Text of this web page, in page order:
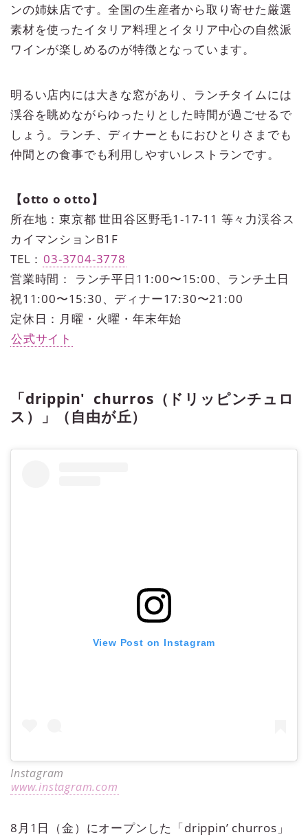
ンの姉妹店です。全国の生産者から取り寄せた厳選
素材を使ったイタリア料理とイタリア中心の自然派
ワインが楽しめるのが特徴となっています。
明るい店内には大きな窓があり、ランチタイムには
渓谷を眺めながらゆったりとした時間が過ごせるで
しょう。ランチ、ディナーともにおひとりさまでも
仲間との食事でも利用しやすいレストランです。
【otto o otto】
所在地：東京都 世田谷区野毛1-17-11 等々力渓谷ス
カイマンションB1F
TEL： 03-3704-3778
営業時間： ランチ平日11:00〜15:00、ランチ土日
祝11:00〜15:30、ディナー​​​​​​​17:30〜21:00
定休日：月曜・火曜・年末年始
公式サイト
「drippin' churros（ドリッピンチュロ
ス）」（自由が丘）
View Post on Instagram
Instagram
www.instagram.com
8月1日（金）にオープンした「drippin’ churros」